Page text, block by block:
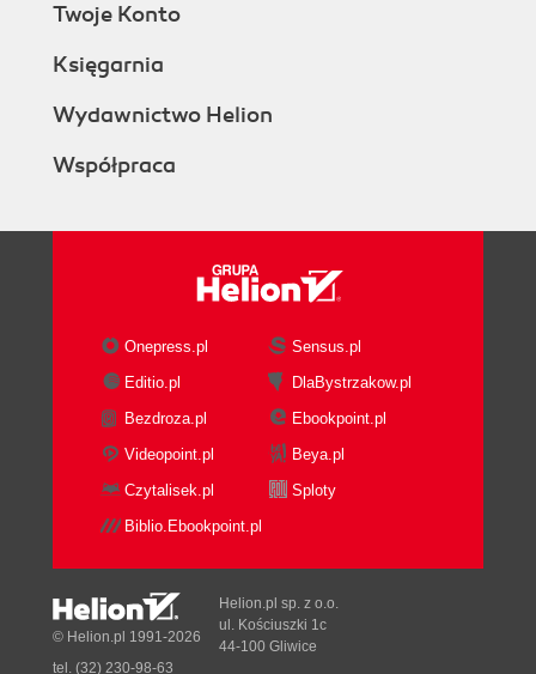
Twoje Konto
Księgarnia
Wydawnictwo Helion
Współpraca
Onepress.pl
Sensus.pl
Editio.pl
DlaBystrzakow.pl
Bezdroza.pl
Ebookpoint.pl
Videopoint.pl
Beya.pl
Czytalisek.pl
Sploty
Biblio.Ebookpoint.pl
© Helion.pl 1991-2026
Helion.pl sp. z o.o.
ul. Kościuszki 1c
44-100 Gliwice
tel. (32) 230-98-63